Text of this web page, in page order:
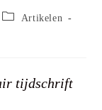
Post Artikelen
tijdschrift